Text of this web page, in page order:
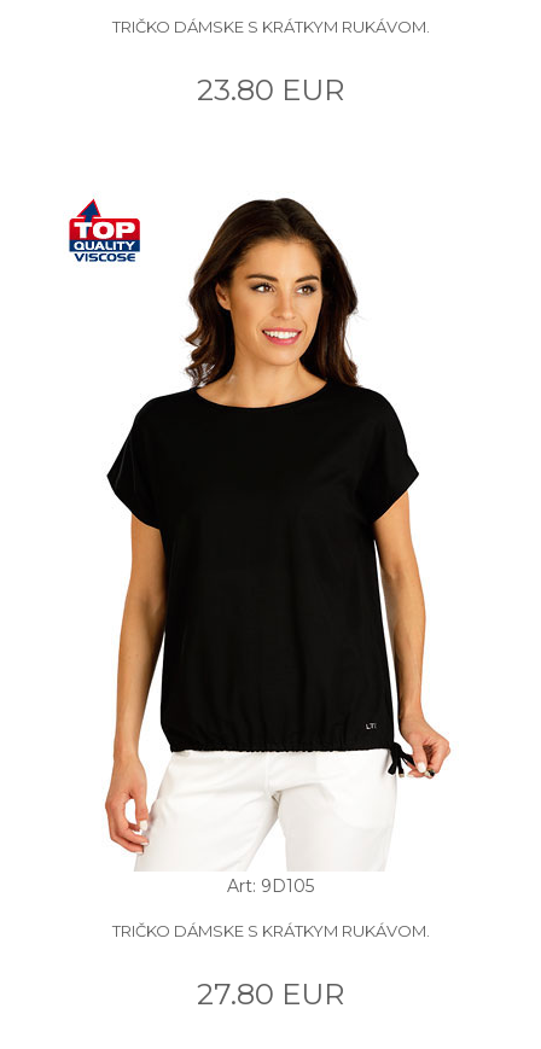
TRIČKO DÁMSKE S KRÁTKYM RUKÁVOM.
23.80 EUR
Art: 9D105
TRIČKO DÁMSKE S KRÁTKYM RUKÁVOM.
27.80 EUR